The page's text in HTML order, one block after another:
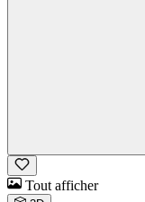
Tout afficher